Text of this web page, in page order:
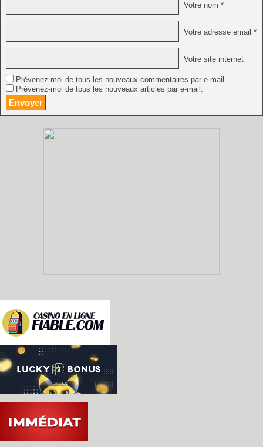
Votre nom *
Votre adresse email *
Votre site internet
Prévenez-moi de tous les nouveaux commentaires par e-mail.
Prévenez-moi de tous les nouveaux articles par e-mail.